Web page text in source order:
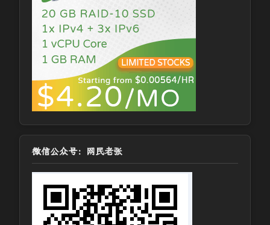
微信公众号：网民老张